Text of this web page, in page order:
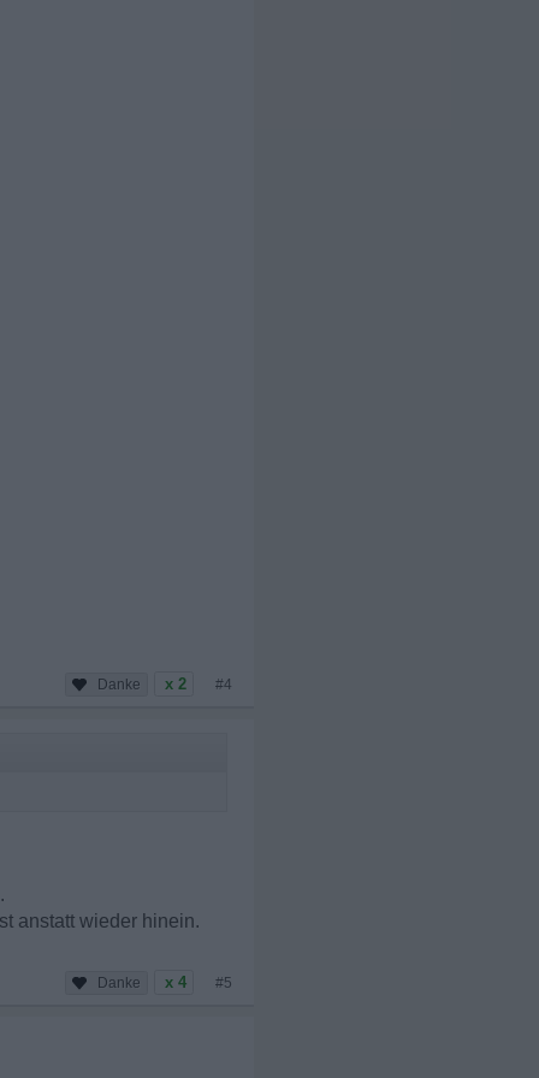
x 2 #4
anstatt wieder hinein.
x 4 #5